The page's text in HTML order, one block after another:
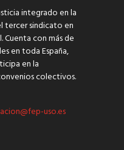
integrado en la
tercer sindicato en
con más de
en toda España,
en la
colectivos.
uso.es